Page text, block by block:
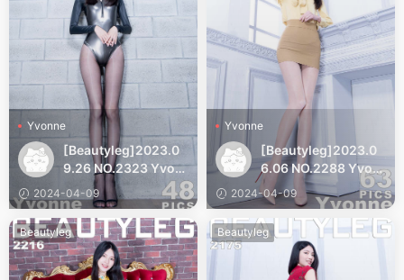
Yvonne
[Beautyleg]2023.0
9.26 NO.2323 Yvon
ne
2024-04-09
Yvonne
[Beautyleg]2023.0
6.06 NO.2288 Yvon
ne
2024-04-09
Beautyleg Beautyleg